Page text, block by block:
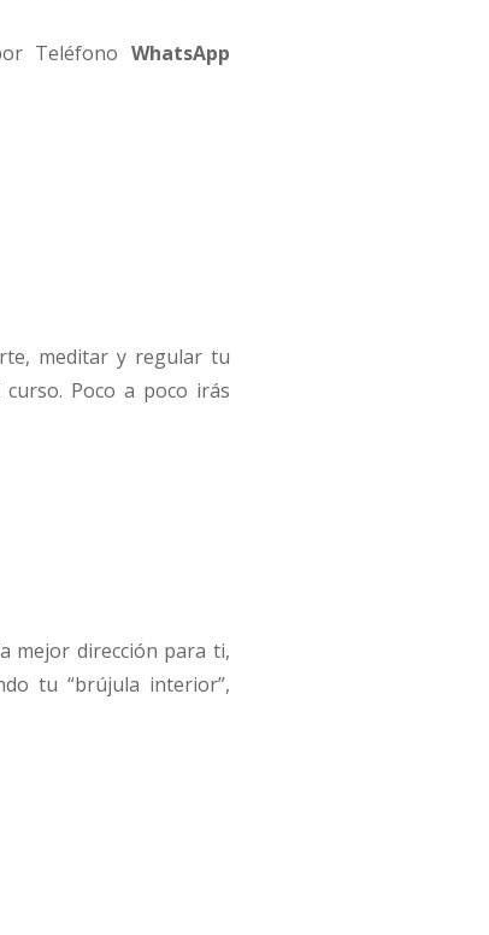
Teléfono WhatsApp
meditar y regular tu
Poco a poco irás
mejor dirección para ti,
tu “brújula interior”,